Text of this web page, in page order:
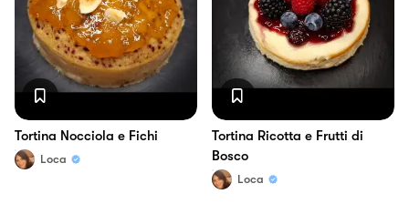
Tortina Nocciola e Fichi
Loca
Tortina Ricotta e Frutti di
Bosco
Loca